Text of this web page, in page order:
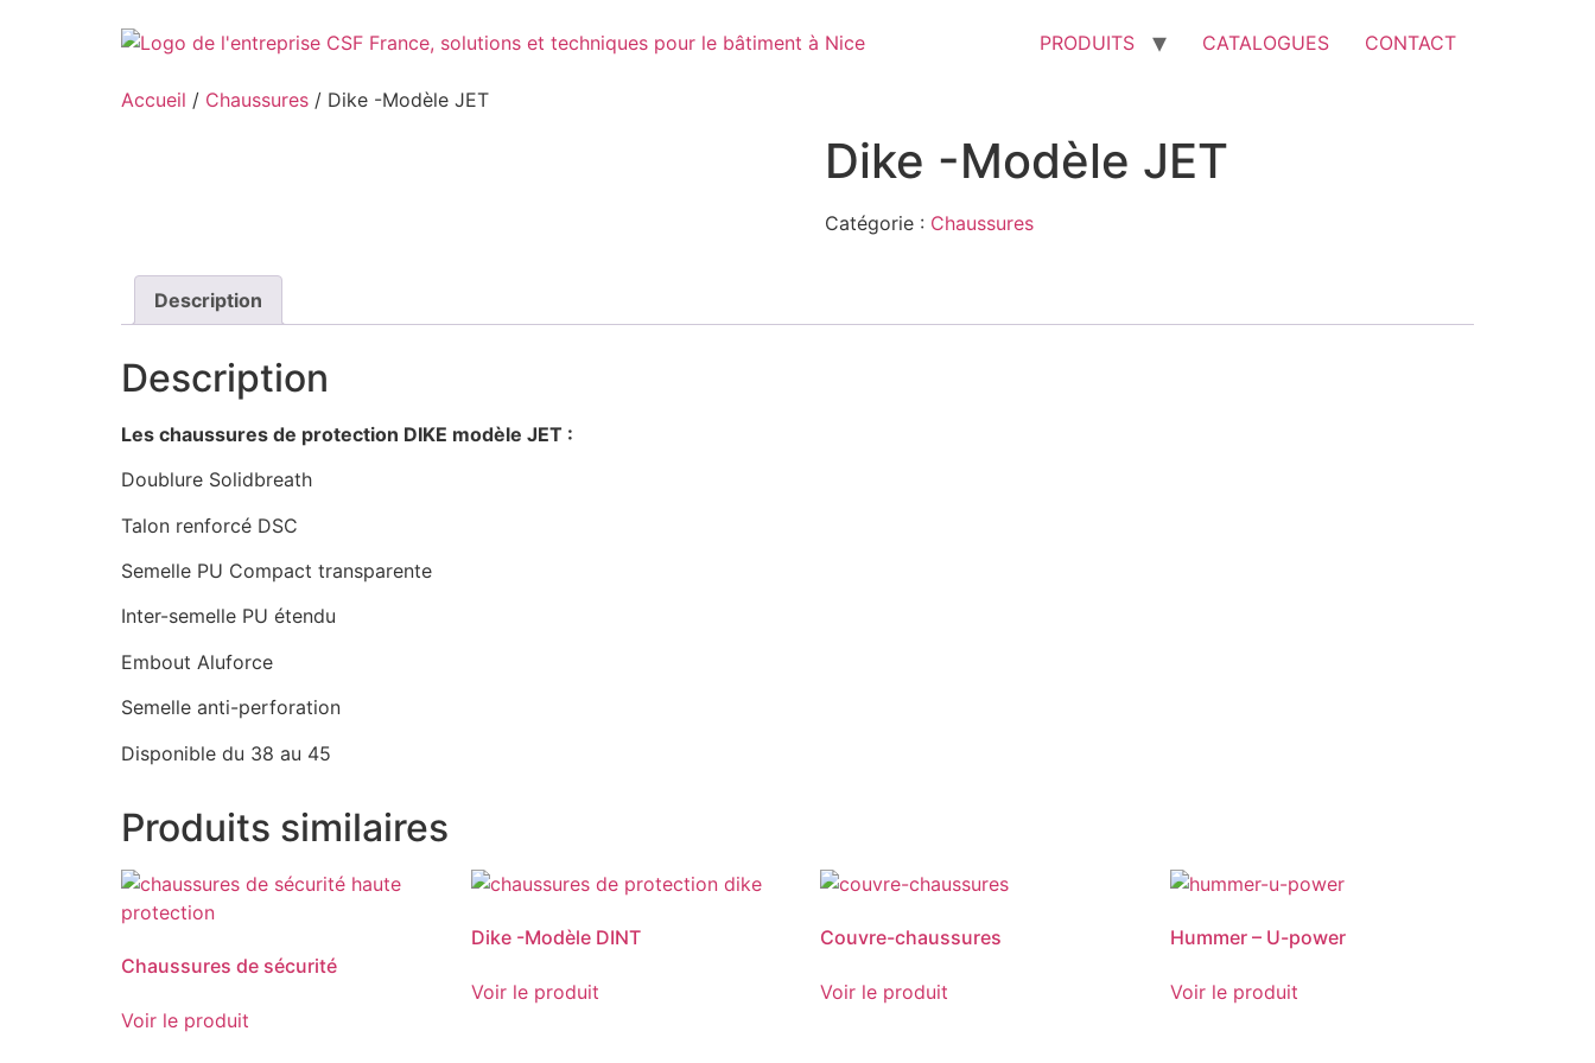
PRODUITS CATALOGUES CONTACT
Accueil / Chaussures / Dike -Modèle JET
Dike -Modèle JET
Catégorie : Chaussures
Description
Description
Les chaussures de protection DIKE modèle JET :
Doublure Solidbreath
Talon renforcé DSC
Semelle PU Compact transparente
Inter-semelle PU étendu
Embout Aluforce
Semelle anti-perforation
Disponible du 38 au 45
Produits similaires
Chaussures de sécurité
Voir le produit
Dike -Modèle DINT
Voir le produit
Couvre-chaussures
Voir le produit
Hummer – U-power
Voir le produit